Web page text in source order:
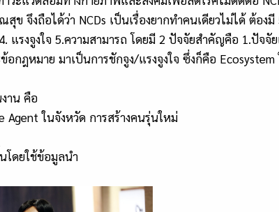
ข จึงถือได้ว่า NCDs เป็นเรื่องยากทำคนเดียวไม่ได้ ต้อ
แรงจูงใจ 5.ความสามารถ โดยมี 2 ปัจจัยสำคัญคือ 1.ปั
ฎหมาย มาเป็นการชักจูง/แรงจูงใจ ซึ่งก็คือ
าน คือ
Agent ในจังหวัด การสร้างคนรุ่นใหม่
โดยใช้ข้อมูลนำ